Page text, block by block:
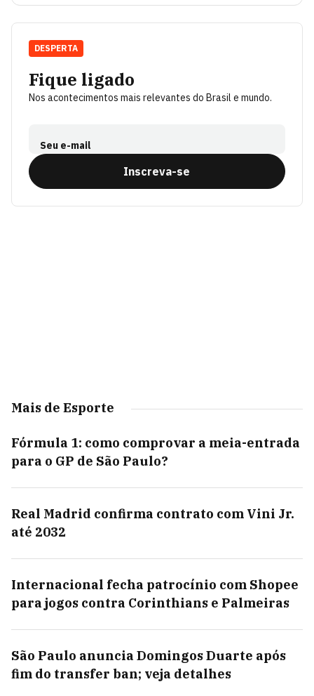
Fique ligado
Nos acontecimentos mais relevantes do Brasil e mundo.
Seu e-mail
Inscreva-se
DESPERTA
Mais de Esporte
Fórmula 1: como comprovar a meia-entrada
para o GP de São Paulo?
Real Madrid confirma contrato com Vini Jr.
até 2032
Internacional fecha patrocínio com Shopee
para jogos contra Corinthians e Palmeiras
São Paulo anuncia Domingos Duarte após
fim do transfer ban; veja detalhes